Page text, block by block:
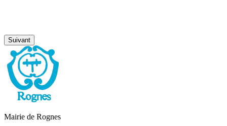
Suivant
Mairie de Rognes